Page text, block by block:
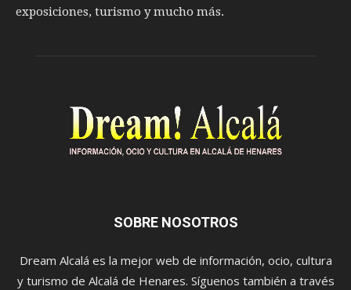
exposiciones, turismo y mucho más.
SOBRE NOSOTROS
Dream Alcalá es la mejor web de información, ocio, cultura
y turismo de Alcalá de Henares. Síguenos también a través